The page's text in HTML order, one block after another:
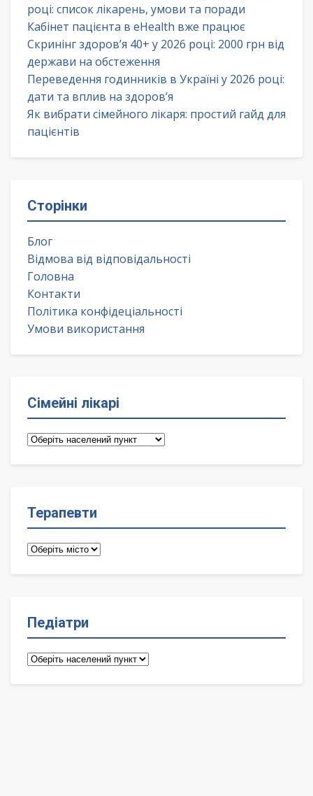
році: список лікарень, умови та поради
Кабінет пацієнта в eHealth вже працює
Скринінг здоров’я 40+ у 2026 році: 2000 грн від
держави на обстеження
Переведення годинників в Україні у 2026 році:
дати та вплив на здоров’я
Як вибрати сімейного лікаря: простий гайд для
пацієнтів
Сторінки
Блог
Відмова від відповідальності
Головна
Контакти
Політика конфідеціальності
Умови використання
Сімейні лікарі
Сімейні
Терапевти
Терапевти
Педіатри
Педіатри